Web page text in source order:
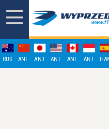
RUS ANT ANT ANT ANT ANT